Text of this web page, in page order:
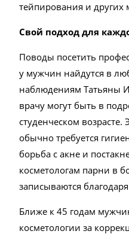
тейпирования и других
Свой подход для
Поводы посетить
у мужчин найдутся в
наблюдениям Татьяны
врачу могут быть в
студенческом возрасте.
обычно требуется
борьба с акне и
косметологам парни в
записываются
Ближе к 45 годам
косметологии за